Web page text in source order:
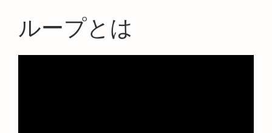
ループとは